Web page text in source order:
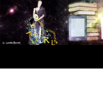
Aller
au
contenu